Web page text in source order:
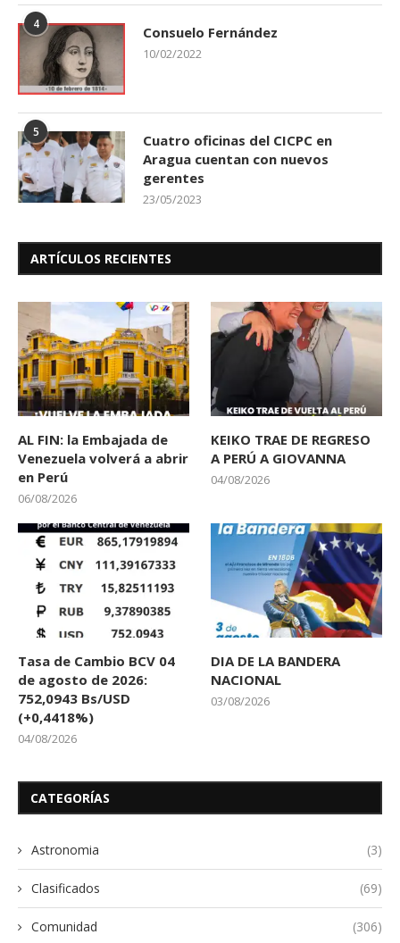
4 Consuelo Fernández
10/02/2022
5
Cuatro oficinas del CICPC en
Aragua cuentan con nuevos
gerentes
23/05/2023
ARTÍCULOS RECIENTES
AL FIN: la Embajada de
Venezuela volverá a abrir
en Perú
06/08/2026
KEIKO TRAE DE REGRESO
A PERÚ A GIOVANNA
04/08/2026
Tasa de Cambio BCV 04
de agosto de 2026:
752,0943 Bs/USD
(+0,4418%)
04/08/2026
DIA DE LA BANDERA
NACIONAL
03/08/2026
CATEGORÍAS
Astronomia (3)
Clasificados (69)
Comunidad (306)